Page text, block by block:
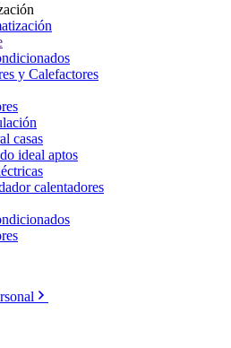
y Calefactores
casas
ideal aptos
calentadores